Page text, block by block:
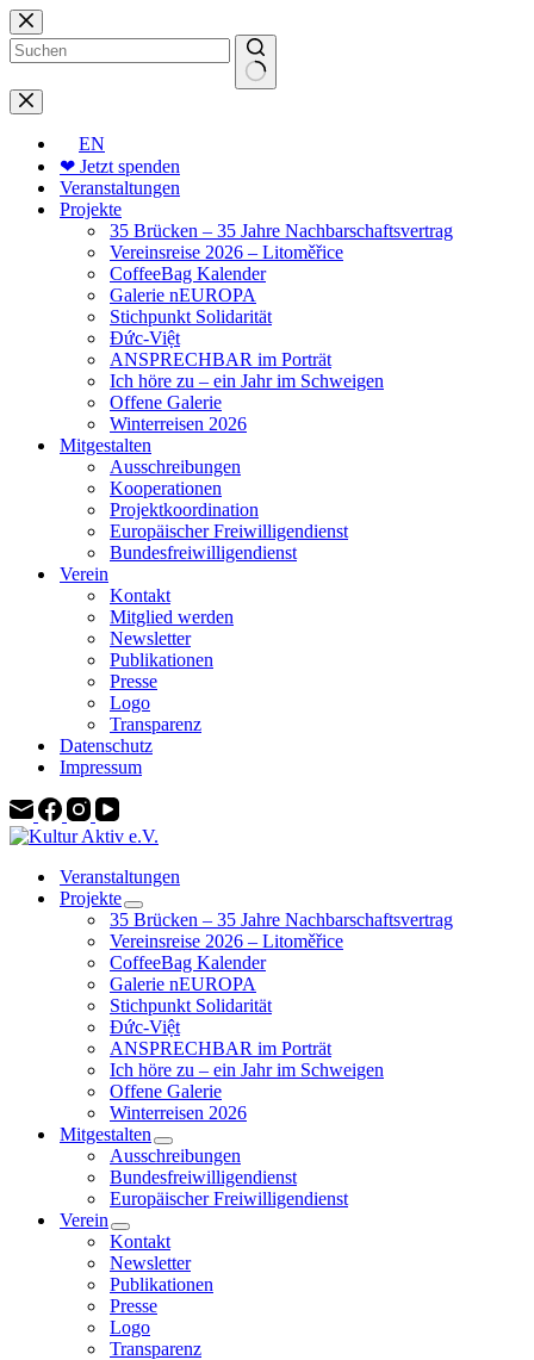
Zum
Inhalt
springen
Keine
Ergebnisse
EN
❤ Jetzt spenden
Veranstaltungen
Projekte
35 Brücken – 35 Jahre Nachbarschaftsvertrag
Vereinsreise 2026 – Litoměřice
CoffeeBag Kalender
Galerie nEUROPA
Stichpunkt Solidarität
Đức-Việt
ANSPRECHBAR im Porträt
Ich höre zu – ein Jahr im Schweigen
Offene Galerie
Winterreisen 2026
Mitgestalten
Ausschreibungen
Kooperationen
Projektkoordination
Europäischer Freiwilligendienst
Bundesfreiwilligendienst
Verein
Kontakt
Mitglied werden
Newsletter
Publikationen
Presse
Logo
Transparenz
Datenschutz
Impressum
Veranstaltungen
Projekte
35 Brücken – 35 Jahre Nachbarschaftsvertrag
Vereinsreise 2026 – Litoměřice
CoffeeBag Kalender
Galerie nEUROPA
Stichpunkt Solidarität
Đức-Việt
ANSPRECHBAR im Porträt
Ich höre zu – ein Jahr im Schweigen
Offene Galerie
Winterreisen 2026
Mitgestalten
Ausschreibungen
Bundesfreiwilligendienst
Europäischer Freiwilligendienst
Verein
Kontakt
Newsletter
Publikationen
Presse
Logo
Transparenz